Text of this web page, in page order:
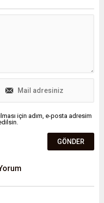
için adım, e-posta adresim